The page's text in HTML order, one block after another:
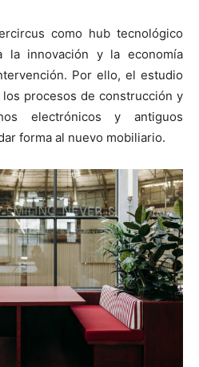
como hub tecnológico
la innovación y la economía
Por ello, el estudio
procesos de construcción y
electrónicos y antiguos
forma al nuevo mobiliario.